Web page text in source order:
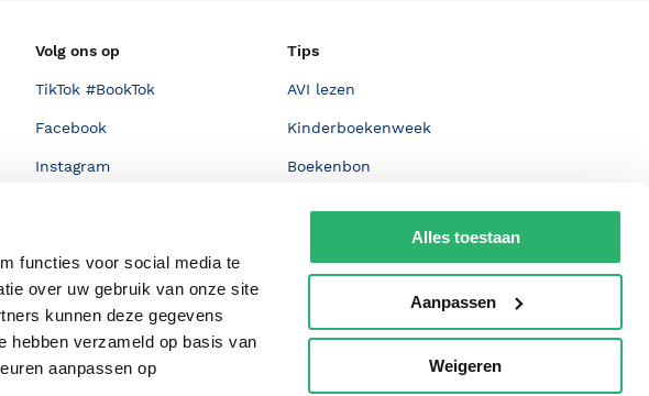
functies voor social media te
over uw gebruik van onze site
kunnen deze gegevens
hebben verzameld op basis van
aanpassen op
Alles toestaan
Aanpassen
Weigeren
Volg ons op
TikTok #BookTok
Facebook
Instagram
Tips
AVI lezen
Kinderboekenweek
Boekenbon
Wet op de Vaste Boekenprijs